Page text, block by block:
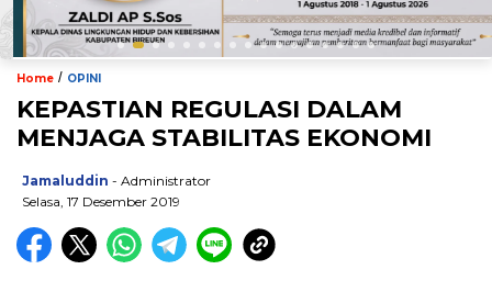
Home / OPINI
KEPASTIAN REGULASI DALAM
MENJAGA STABILITAS EKONOMI
Jamaluddin - Administrator
Selasa, 17 Desember 2019